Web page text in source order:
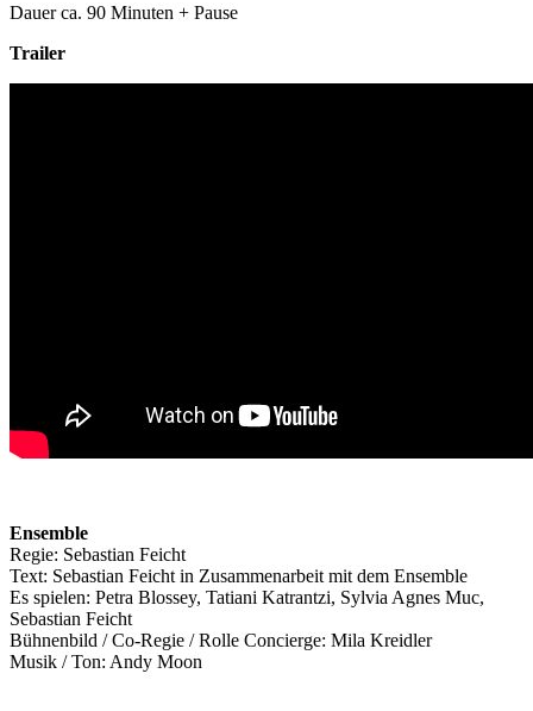
Dauer ca. 90 Minuten + Pause
Trailer
Ensemble
Regie: Sebastian Feicht
Text: Sebastian Feicht in Zusammenarbeit mit dem Ensemble
Es spielen: Petra Blossey, Tatiani Katrantzi, Sylvia Agnes Muc,
Sebastian Feicht
Bühnenbild / Co-Regie / Rolle Concierge: Mila Kreidler
Musik / Ton: Andy Moon